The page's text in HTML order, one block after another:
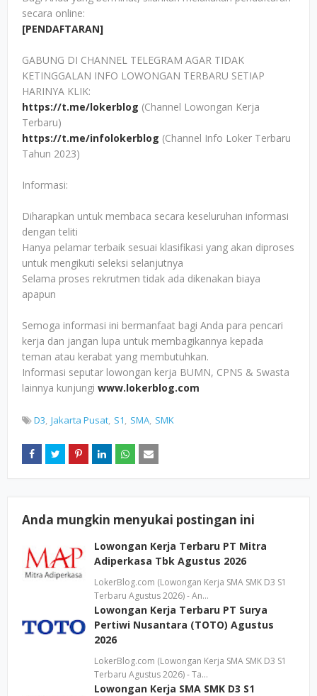
secara online:
[PENDAFTARAN]
GABUNG DI CHANNEL TELEGRAM AGAR TIDAK
KETINGGALAN INFO LOWONGAN TERBARU SETIAP
HARINYA KLIK:
https://t.me/lokerblog (Channel Lowongan Kerja
Terbaru)
https://t.me/infolokerblog (Channel Info Loker Terbaru
Tahun 2023)
Informasi:
Diharapkan untuk membaca secara keseluruhan informasi
dengan teliti
Hanya pelamar terbaik sesuai klasifikasi yang akan diproses
untuk mengikuti seleksi selanjutnya
Selama proses rekrutmen tidak ada dikenakan biaya
apapun
Semoga informasi ini bermanfaat bagi Anda para pencari
kerja dan jangan lupa untuk membagikannya kepada
teman atau kerabat yang membutuhkan.
Informasi seputar lowongan kerja BUMN, CPNS & Swasta
lainnya kunjungi www.lokerblog.com
D3 Jakarta Pusat S1 SMA SMK
Anda mungkin menyukai postingan ini
Lowongan Kerja Terbaru PT Mitra
Adiperkasa Tbk Agustus 2026
LokerBlog.com (Lowongan Kerja SMA SMK D3 S1
Terbaru Agustus 2026) - An…
Lowongan Kerja Terbaru PT Surya
Pertiwi Nusantara (TOTO) Agustus
2026
LokerBlog.com (Lowongan Kerja SMA SMK D3 S1
Terbaru Agustus 2026) - Ta…
Lowongan Kerja SMA SMK D3 S1